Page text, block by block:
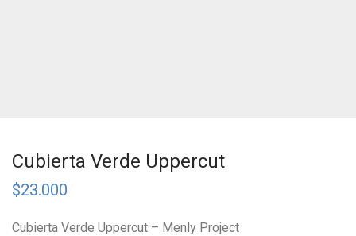
Cubierta Verde Uppercut
$23.000
Cubierta Verde Uppercut – Menly Project